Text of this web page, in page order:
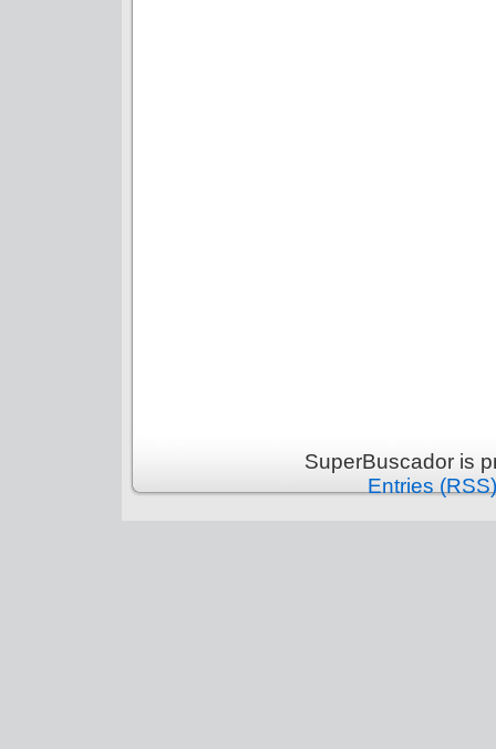
SuperBuscador is
Entries (RSS)